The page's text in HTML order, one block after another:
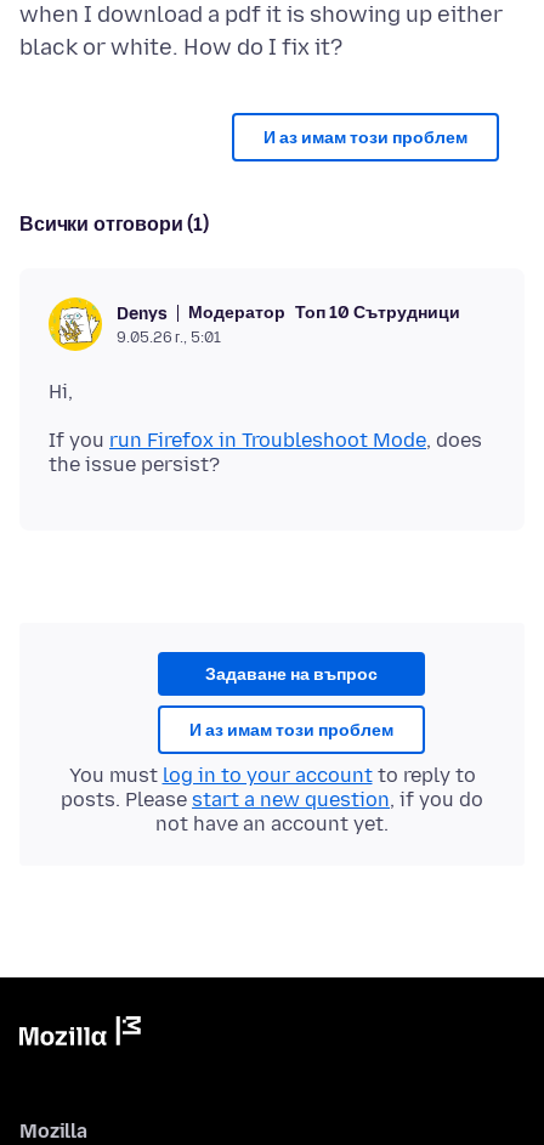
when I download a pdf it is showing up either
И аз имам този проблем
Всички отговори (1)
Denys Модератор Топ 10 Сътрудници
9.05.26 г., 5:01
If you run Firefox in Troubleshoot Mode, does
Задаване на въпрос
И аз имам този проблем
You must log in to your accountto reply to
posts. Please start a new question, if you do
not have an account yet.
Mozilla